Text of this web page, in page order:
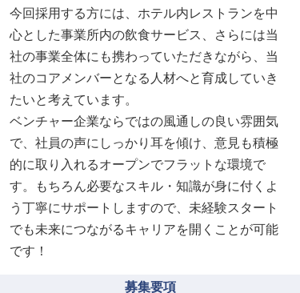
今回採用する方には、ホテル内レストランを中
心とした事業所内の飲食サービス、さらには当
社の事業全体にも携わっていただきながら、当
社のコアメンバーとなる人材へと育成していき
たいと考えています。
ベンチャー企業ならではの風通しの良い雰囲気
で、社員の声にしっかり耳を傾け、意見も積極
的に取り入れるオープンでフラットな環境で
す。もちろん必要なスキル・知識が身に付くよ
う丁寧にサポートしますので、未経験スタート
でも未来につながるキャリアを開くことが可能
です！
募集要項